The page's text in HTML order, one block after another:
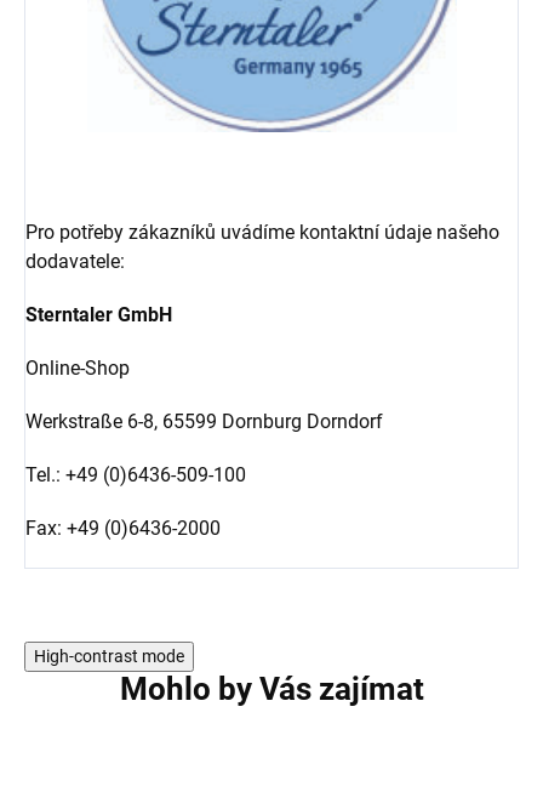
Pro potřeby zákazníků uvádíme kontaktní údaje našeho
dodavatele:
Sterntaler GmbH
Online-Shop
Werkstraße 6-8, 65599 Dornburg Dorndorf
Tel.: +49 (0)6436-509-100
Fax: +49 (0)6436-2000
High-contrast mode
Mohlo by Vás zajímat